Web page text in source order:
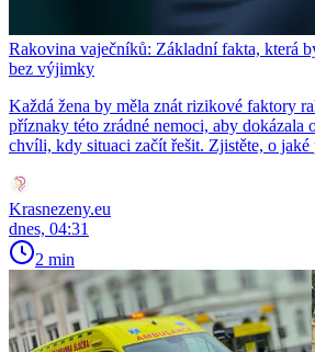
Rakovina vaječníků: Základní fakta, která
bez výjimky
Každá žena by měla znát rizikové faktory
příznaky této zrádné nemoci, aby dokázala
chvíli, kdy situaci začít řešit. Zjistěte, o jaké
Krasnezeny.eu
dnes, 04:31
2 min